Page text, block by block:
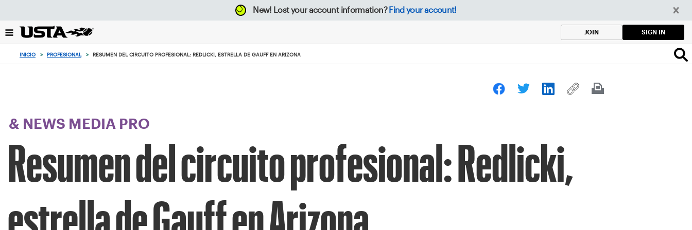
el
botón
New! Lost your account information? Find your account!
JOIN SIGN IN
INICIO > PROFESIONAL > RESUMEN DEL CIRCUITO PROFESIONAL: REDLICKI, ESTRELLA DE GAUFF EN ARIZONA
& NEWS MEDIA PRO
Resumen del circuito profesional: Redlicki,
estrella de Gauff en Arizona